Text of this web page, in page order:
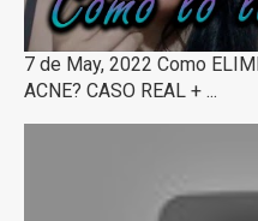
7 de May, 2022 Como
ACNE? CASO REAL + ...